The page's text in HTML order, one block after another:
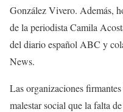
González Vivero. Además,
de la periodista Camila
del diario español ABC y
News.
Las organizaciones
malestar social que la falta